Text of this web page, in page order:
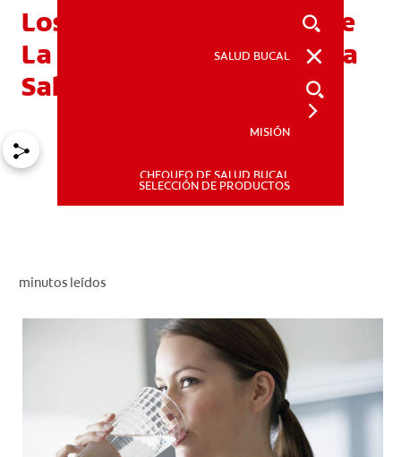
PARA PROFESIONALES
DÓNDE COMPRAR
SALUD BUCAL
MISIÓN
CHEQUEO DE SALUD BUCAL
SELECCIÓN DE PRODUCTOS
Los Efectos Colaterales De
La Quimioterapia Sobre La
Salud Dental
minutos leídos